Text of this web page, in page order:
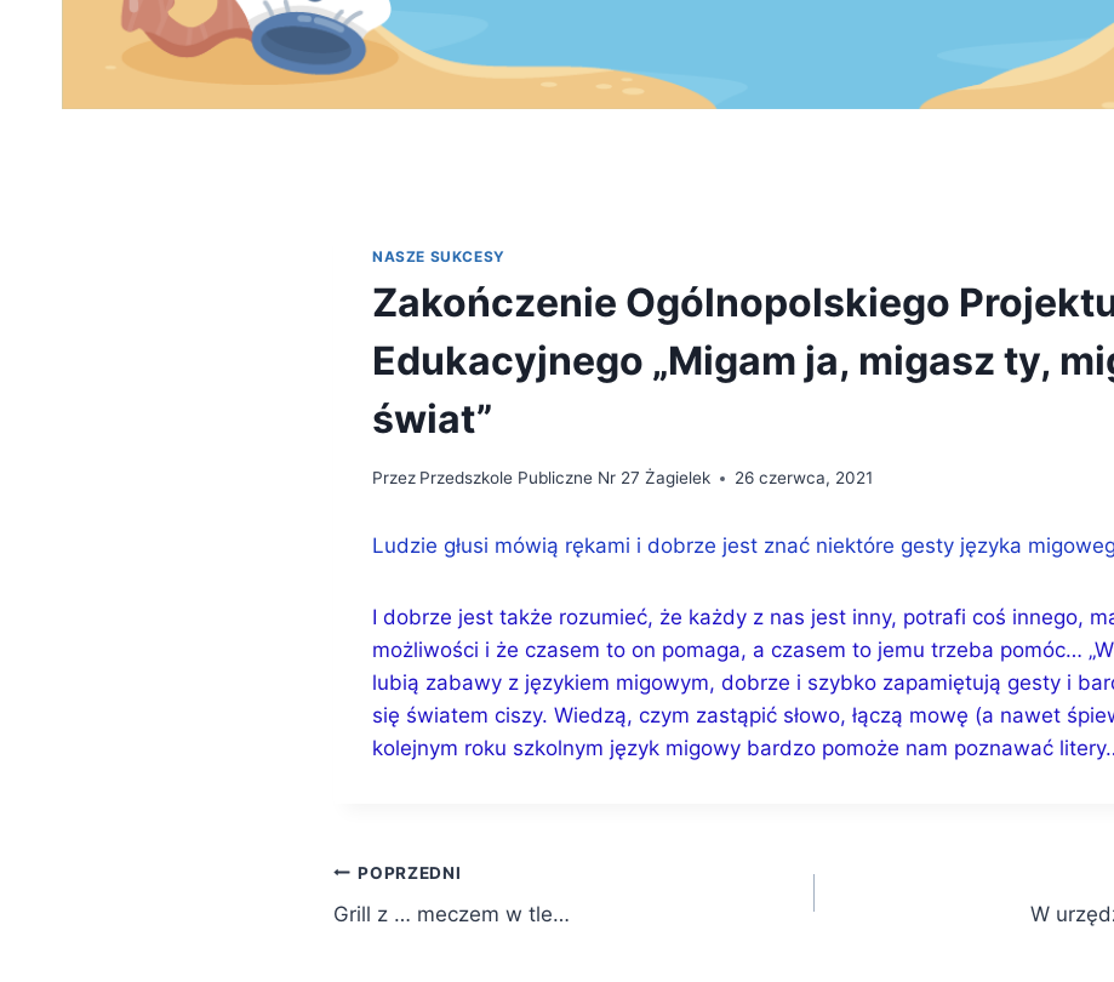
NASZE SUKCESY
Zakończenie Ogólnopolskiego
Edukacyjnego „Migam ja, migasz ty,
świat”
Przez Przedszkole Publiczne Nr 27 Żagielek 26 czerwca, 2021
Ludzie głusi mówią rękami i dobrze jest znać niektóre gesty języka
I dobrze jest także rozumieć, że każdy z nas jest inny, potrafi coś innego,
możliwości i że czasem to on pomaga, a czasem to jemu trzeba pomóc…
lubią zabawy z językiem migowym, dobrze i szybko zapamiętują gesty i
się światem ciszy. Wiedzą, czym zastąpić słowo, łączą mowę (a nawet
kolejnym roku szkolnym język migowy bardzo pomoże nam poznawać
Nawigacja
wpisu
POPRZEDNI
Grill z … meczem w tle… W